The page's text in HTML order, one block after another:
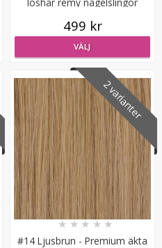
löshår remy nagelslingor
kr
499 kr
VÄLJ
2 varianter
#14 Ljusbrun - Premium äkta
★★★★★